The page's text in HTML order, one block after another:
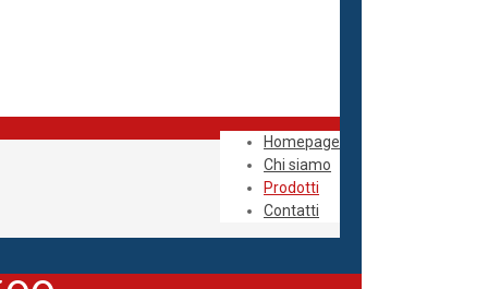
Homepage
Chi siamo
Prodotti
Contatti